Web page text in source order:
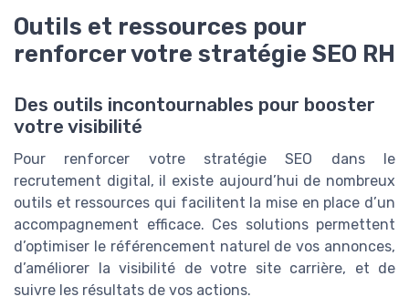
Outils et ressources pour
renforcer votre stratégie SEO RH
Des outils incontournables pour booster
votre visibilité
Pour renforcer votre stratégie SEO dans le
recrutement digital, il existe aujourd’hui de nombreux
outils et ressources qui facilitent la mise en place d’un
accompagnement efficace. Ces solutions permettent
d’optimiser le référencement naturel de vos annonces,
d’améliorer la visibilité de votre site carrière, et de
suivre les résultats de vos actions.